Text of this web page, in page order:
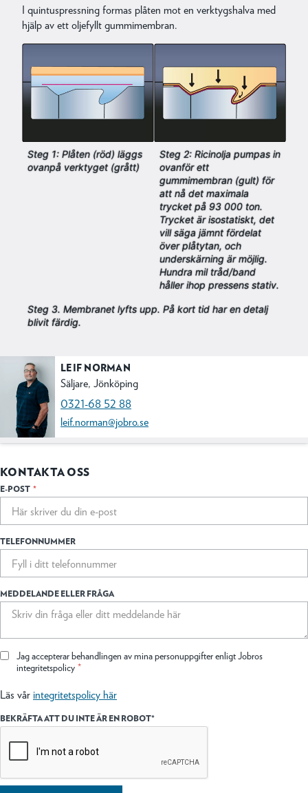
I quintuspressning formas plåten mot en verktygshalva med
hjälp av ett oljefyllt gummimembran.
Steg 1: Plåten (röd) läggs
ovanpå verktyget (grått)
Steg 2: Ricinolja pumpas in
ovanför ett
gummimembran (gult) för
att nå det maximala
trycket på 93 000 ton.
Trycket är isostatiskt, det
vill säga jämnt fördelat
över plåtytan, och
underskärning är möjlig.
Hundra mil tråd/band
håller ihop pressens stativ.
Steg 3. Membranet lyfts upp. På kort tid har en detalj
blivit färdig.
LEIF NORMAN
Säljare, Jönköping
0321-68 52 88
leif.norman@jobro.se
KONTAKTA OSS
E-POST *
TELEFONNUMMER
MEDDELANDE ELLER FRÅGA
Jag accepterar behandlingen av mina personuppgifter enligt Jobros
integritetspolicy *
Läs vår integritetspolicy här
BEKRÄFTA ATT DU INTE ÄR EN ROBOT*